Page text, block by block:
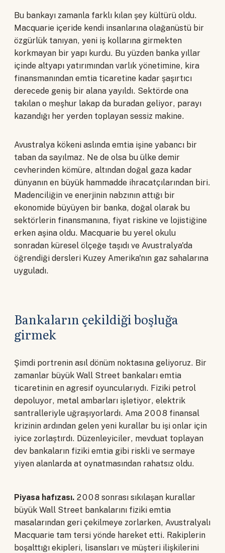
Bu bankayı zamanla farklı kılan şey kültürü oldu.
Macquarie içeride kendi insanlarına olağanüstü bir
özgürlük tanıyan, yeni iş kollarına girmekten
korkmayan bir yapı kurdu. Bu yüzden banka yıllar
içinde altyapı yatırımından varlık yönetimine, kira
finansmanından emtia ticaretine kadar şaşırtıcı
derecede geniş bir alana yayıldı. Sektörde ona
takılan o meşhur lakap da buradan geliyor, parayı
kazandığı her yerden toplayan sessiz makine.
Avustralya kökeni aslında emtia işine yabancı bir
taban da sayılmaz. Ne de olsa bu ülke demir
cevherinden kömüre, altından doğal gaza kadar
dünyanın en büyük hammadde ihracatçılarından biri.
Madenciliğin ve enerjinin nabzının attığı bir
ekonomide büyüyen bir banka, doğal olarak bu
sektörlerin finansmanına, fiyat riskine ve lojistiğine
erken aşina oldu. Macquarie bu yerel okulu
sonradan küresel ölçeğe taşıdı ve Avustralya'da
öğrendiği dersleri Kuzey Amerika'nın gaz sahalarına
uyguladı.
Bankaların çekildiği boşluğa
girmek
Şimdi portrenin asıl dönüm noktasına geliyoruz. Bir
zamanlar büyük Wall Street bankaları emtia
ticaretinin en agresif oyuncularıydı. Fiziki petrol
depoluyor, metal ambarları işletiyor, elektrik
santralleriyle uğraşıyorlardı. Ama 2008 finansal
krizinin ardından gelen yeni kurallar bu işi onlar için
iyice zorlaştırdı. Düzenleyiciler, mevduat toplayan
dev bankaların fiziki emtia gibi riskli ve sermaye
yiyen alanlarda at oynatmasından rahatsız oldu.
Piyasa hafızası. 2008 sonrası sıkılaşan kurallar
büyük Wall Street bankalarını fiziki emtia
masalarından geri çekilmeye zorlarken, Avustralyalı
Macquarie tam tersi yönde hareket etti. Rakiplerin
boşalttığı ekipleri, lisansları ve müşteri ilişkilerini